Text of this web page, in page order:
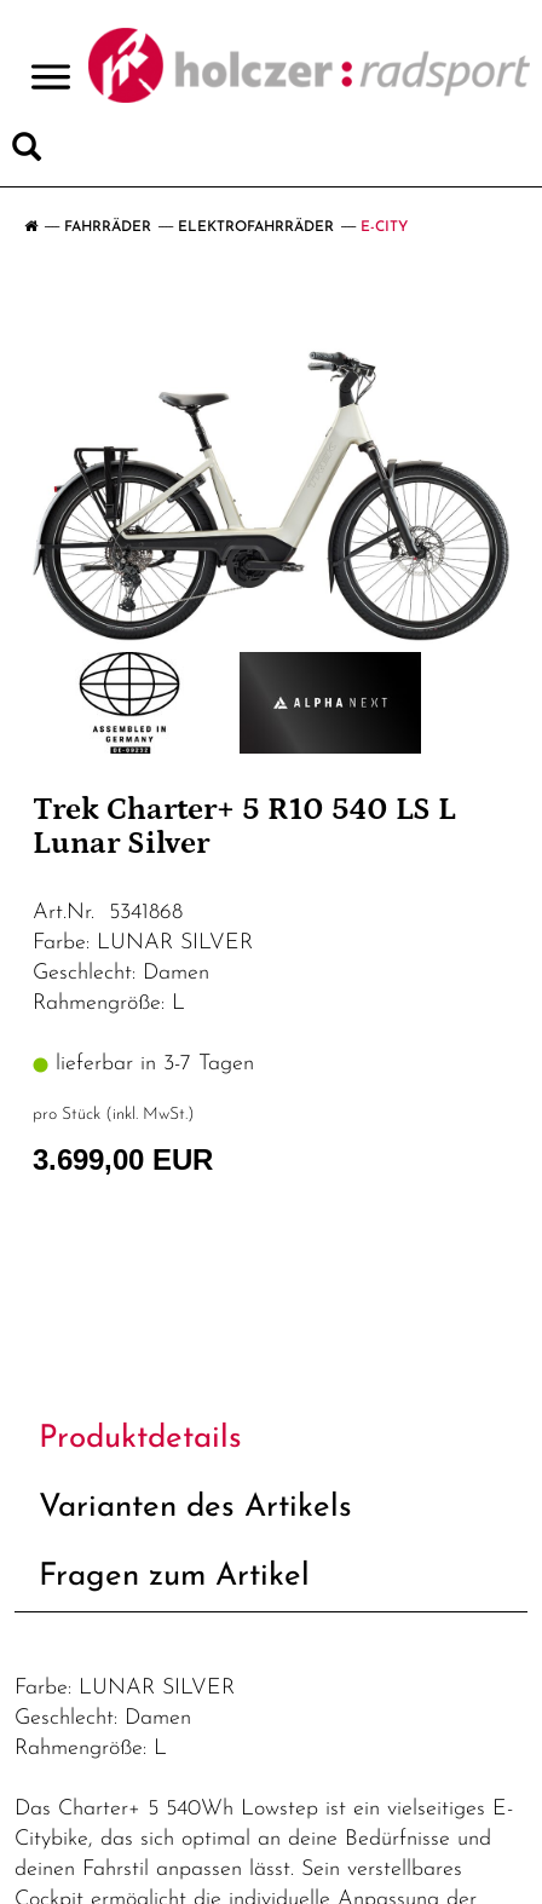
FAHRRÄDER ELEKTROFAHRRÄDER E-CITY
Trek Charter+ 5 R10 540 LS L
Lunar Silver
Art.Nr. 5341868
Farbe: LUNAR SILVER
Geschlecht: Damen
Rahmengröße: L
lieferbar in 3-7 Tagen
pro Stück (inkl. MwSt.)
3.699,00 EUR
Produktdetails
Varianten des Artikels
Fragen zum Artikel
Farbe: LUNAR SILVER
Geschlecht: Damen
Rahmengröße: L
Das Charter+ 5 540Wh Lowstep ist ein vielseitiges E-
Citybike, das sich optimal an deine Bedürfnisse und
deinen Fahrstil anpassen lässt. Sein verstellbares